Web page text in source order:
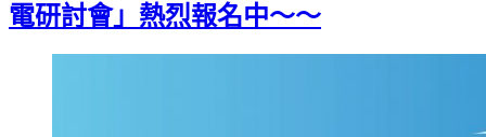
電研討會」熱烈報名中～～